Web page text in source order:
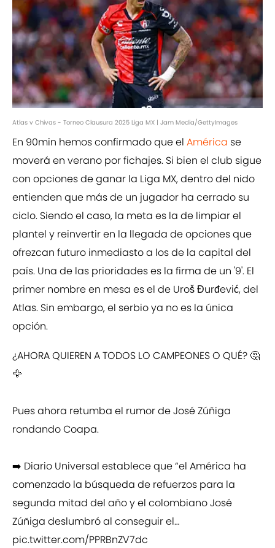
Atlas v Chivas - Torneo Clausura 2025 Liga MX | Jam Media/GettyImages
En 90min hemos confirmado que el América se
moverá en verano por fichajes. Si bien el club sigue
con opciones de ganar la Liga MX, dentro del nido
entienden que más de un jugador ha cerrado su
ciclo. Siendo el caso, la meta es la de limpiar el
plantel y reinvertir en la llegada de opciones que
ofrezcan futuro inmediasto a los de la capital del
país. Una de las prioridades es la firma de un '9'. El
primer nombre en mesa es el de Uroš Đurđević, del
Atlas. Sin embargo, el serbio ya no es la única
opción.
¿AHORA QUIEREN A TODOS LO CAMPEONES O QUÉ? 🤔
🦅
Pues ahora retumba el rumor de José Zúñiga
rondando Coapa.
➡️ Diario Universal establece que “el América ha
comenzado la búsqueda de refuerzos para la
segunda mitad del año y el colombiano José
Zúñiga deslumbró al conseguir el…
pic.twitter.com/PPRBnZV7dc